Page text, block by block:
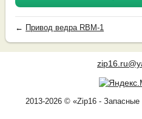
← Привод ведра RBM-1
2013-2026 © «Zip16 - Запасные